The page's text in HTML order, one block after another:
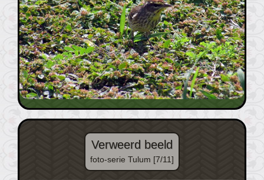
Verweerd beeld
foto-serie Tulum [7/11]